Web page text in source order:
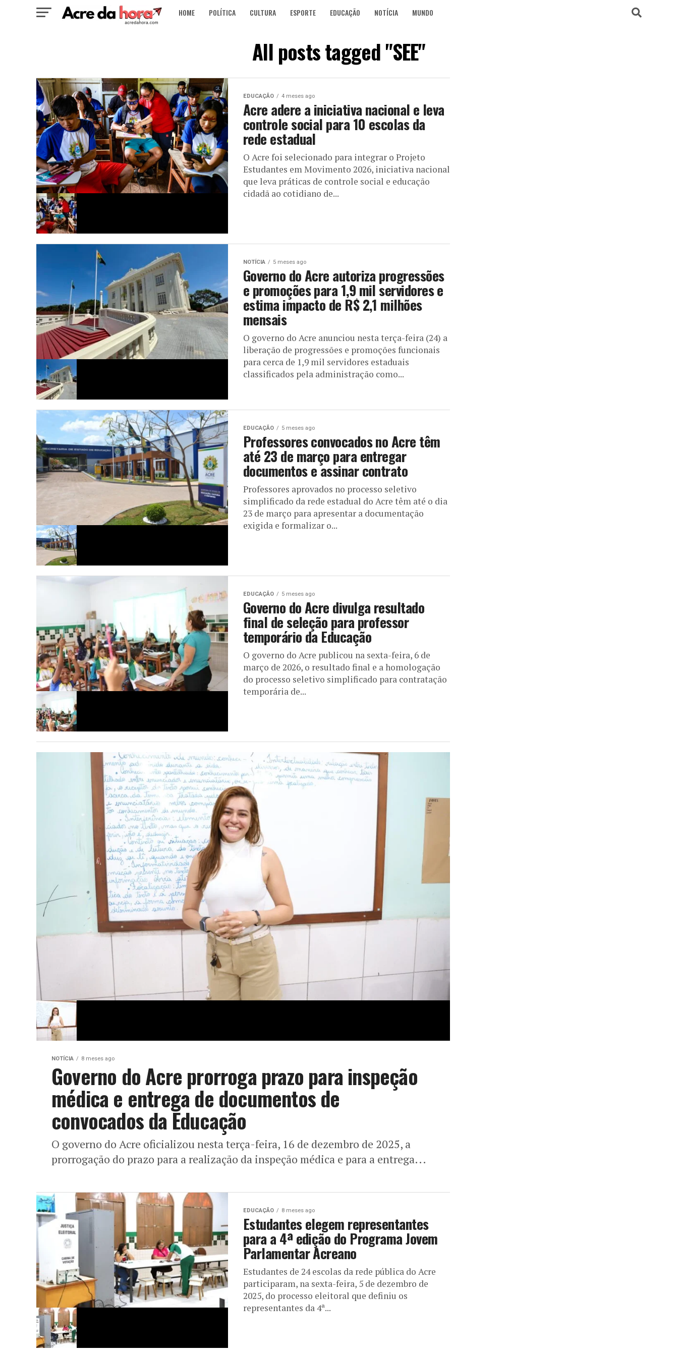
HOME POLÍTICA CULTURA ESPORTE EDUCAÇÃO NOTÍCIA MUNDO
All posts tagged "SEE"
EDUCAÇÃO 4 meses ago
Acre adere a iniciativa nacional e leva
controle social para 10 escolas da
rede estadual
O Acre foi selecionado para integrar o Projeto
Estudantes em Movimento 2026, iniciativa nacional
que leva práticas de controle social e educação
cidadã ao cotidiano de...
NOTÍCIA 5 meses ago
Governo do Acre autoriza progressões
e promoções para 1,9 mil servidores e
estima impacto de R$ 2,1 milhões
mensais
O governo do Acre anunciou nesta terça-feira (24) a
liberação de progressões e promoções funcionais
para cerca de 1,9 mil servidores estaduais
classificados pela administração como...
EDUCAÇÃO 5 meses ago
Professores convocados no Acre têm
até 23 de março para entregar
documentos e assinar contrato
Professores aprovados no processo seletivo
simplificado da rede estadual do Acre têm até o dia
23 de março para apresentar a documentação
exigida e formalizar o...
EDUCAÇÃO 5 meses ago
Governo do Acre divulga resultado
final de seleção para professor
temporário da Educação
O governo do Acre publicou na sexta-feira, 6 de
março de 2026, o resultado final e a homologação
do processo seletivo simplificado para contratação
temporária de...
NOTÍCIA 8 meses ago
Governo do Acre prorroga prazo para inspeção
médica e entrega de documentos de
convocados da Educação
O governo do Acre oficializou nesta terça-feira, 16 de dezembro de 2025, a
prorrogação do prazo para a realização da inspeção médica e para a entrega...
EDUCAÇÃO 8 meses ago
Estudantes elegem representantes
para a 4ª edição do Programa Jovem
Parlamentar Acreano
Estudantes de 24 escolas da rede pública do Acre
participaram, na sexta-feira, 5 de dezembro de
2025, do processo eleitoral que definiu os
representantes da 4ª...